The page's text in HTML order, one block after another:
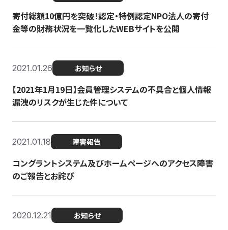
寄付総額10億円を突破！認定・特例認定NPO法人の寄付
金等の財務状況を一覧化したWEBサイトを公開
2021.01.26 お知らせ
【2021年1月19日】会員管理システムの不具合と個人情報
漏洩のリスクが生じた件について
2021.01.18 障害報告
コングラントシステム及びホームページへのアクセス障害
のご報告とお詫び
2020.12.21 お知らせ